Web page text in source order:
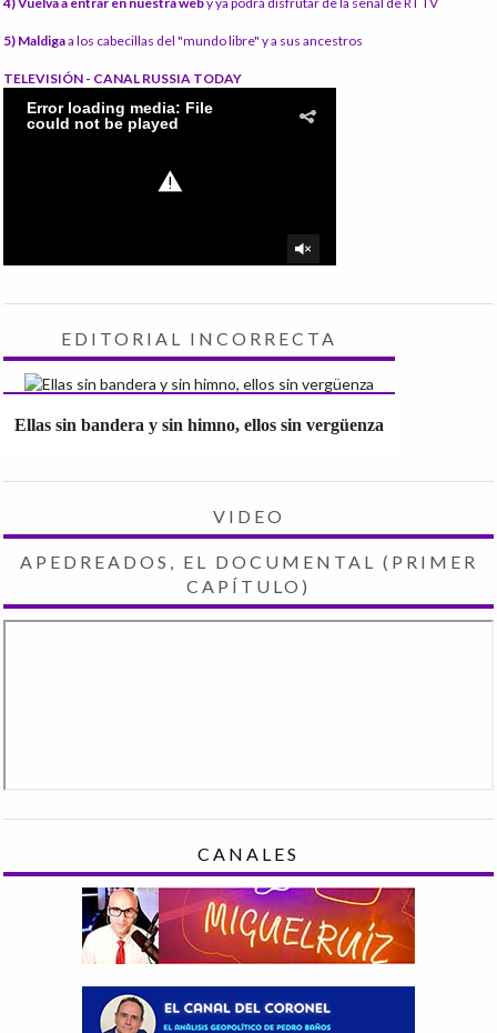
5) Maldigaa los cabecillas del "mundo libre" y a sus ancestros
TELEVISIÓN - CANAL RUSSIA TODAY
EDITORIAL INCORRECTA
Ellas sin bandera y sin himno, ellos sin vergüenza
VIDEO
APEDREADOS, EL DOCUMENTAL (PRIMER
CAPÍTULO)
CANALES